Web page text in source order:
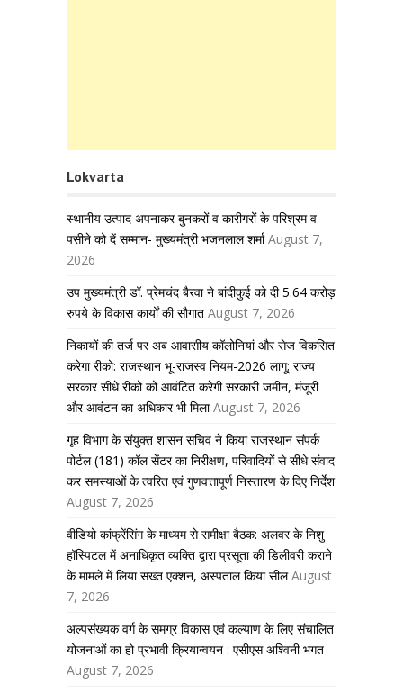
Lokvarta
स्थानीय उत्पाद अपनाकर बुनकरों व कारीगरों के परिश्रम व
पसीने को दें सम्मान- मुख्यमंत्री भजनलाल शर्मा August 7,
2026
उप मुख्यमंत्री डॉ. प्रेमचंद बैरवा ने बांदीकुई को दी 5.64 करोड़
रुपये के विकास कार्यों की सौगात August 7, 2026
निकायों की तर्ज पर अब आवासीय कॉलोनियां और सेज विकसित
करेगा रीको: राजस्थान भू-राजस्व नियम-2026 लागू; राज्य
सरकार सीधे रीको को आवंटित करेगी सरकारी जमीन, मंजूरी
और आवंटन का अधिकार भी मिला August 7, 2026
गृह विभाग के संयुक्त शासन सचिव ने किया राजस्थान संपर्क
पोर्टल (181) कॉल सेंटर का निरीक्षण, परिवादियों से सीधे संवाद
कर समस्याओं के त्वरित एवं गुणवत्तापूर्ण निस्तारण के दिए निर्देश
August 7, 2026
वीडियो कांफ्रेंसिंग के माध्यम से समीक्षा बैठक: अलवर के निशु
हॉस्पिटल में अनाधिकृत व्यक्ति द्वारा प्रसूता की डिलीवरी कराने
के मामले में लिया सख्त एक्शन, अस्पताल किया सील August
7, 2026
अल्पसंख्यक वर्ग के समग्र विकास एवं कल्याण के लिए संचालित
योजनाओं का हो प्रभावी क्रियान्वयन : एसीएस अश्विनी भगत
August 7, 2026